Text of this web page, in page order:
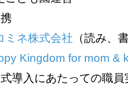
ミネ株式会社 （読み、
Kingdom for mom &
導入にあたっての職